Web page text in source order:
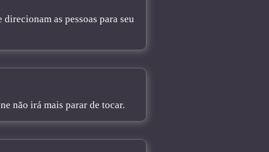
as pessoas para seu
não irá mais parar de tocar.